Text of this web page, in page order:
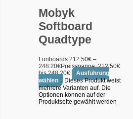
Mobyk
Softboard
Quadtype
Funboards212.50€ –
248.20€Preisspanne: 212.50€
bis 248.20€
Ausführung
wählen
Dieses Produkt weist
mehrere Varianten auf. Die
Optionen können auf der
Produktseite gewählt werden